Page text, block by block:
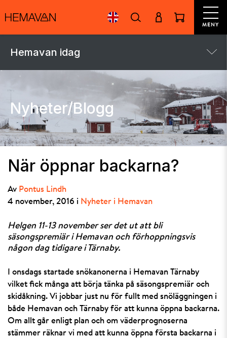
MENY
Hemavan idag
Nyheter/Blogg
När öppnar backarna?
Av Pontus Lindh
4 november, 2016 i Nyheter i Hemavan
Helgen 11-13 november ser det ut att bli
säsongspremiär i Hemavan och förhoppningsvis
någon dag tidigare i Tärnaby.
I onsdags startade snökanonerna i Hemavan Tärnaby
vilket fick många att börja tänka på säsongspremiär och
skidåkning. Vi jobbar just nu för fullt med snöläggningen i
både Hemavan och Tärnaby för att kunna öppna backarna.
Om allt går enligt plan och om väderprognoserna
stämmer räknar vi med att kunna öppna första backarna i